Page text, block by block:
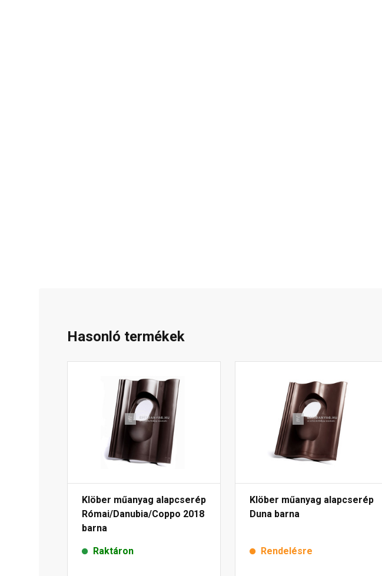
Hasonló termékek
Klöber műanyag alapcserép
Római/Danubia/Coppo 2018
barna
Raktáron
Klöber műanyag alapcserép
Duna barna
Rendelésre